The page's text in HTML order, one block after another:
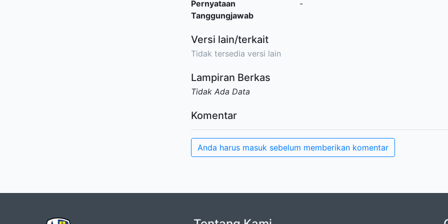
Pernyataan
Tanggungjawab
-
Versi lain/terkait
Tidak tersedia versi lain
Lampiran Berkas
Tidak Ada Data
Komentar
Anda harus masuk sebelum memberikan komentar